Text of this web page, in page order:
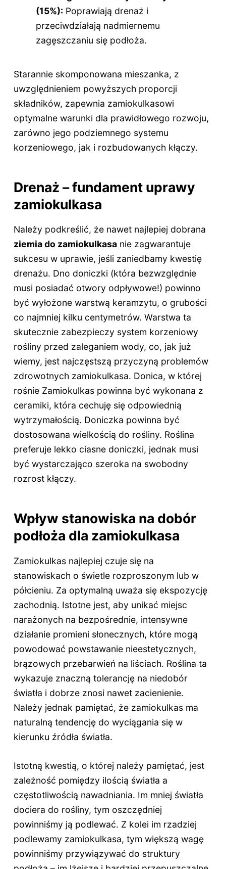
(15%): Poprawiają drenaż i
przeciwdziałają nadmiernemu
zagęszczaniu się podłoża.
Starannie skomponowana mieszanka, z
uwzględnieniem powyższych proporcji
składników, zapewnia zamiokulkasowi
optymalne warunki dla prawidłowego rozwoju,
zarówno jego podziemnego systemu
korzeniowego, jak i rozbudowanych kłączy.
Drenaż – fundament uprawy
zamiokulkasa
Należy podkreślić, że nawet najlepiej dobrana
ziemia do zamiokulkasanie zagwarantuje
sukcesu w uprawie, jeśli zaniedbamy kwestię
drenażu. Dno doniczki (która bezwzględnie
musi posiadać otwory odpływowe!) powinno
być wyłożone warstwą keramzytu, o grubości
co najmniej kilku centymetrów. Warstwa ta
skutecznie zabezpieczy system korzeniowy
rośliny przed zaleganiem wody, co, jak już
wiemy, jest najczęstszą przyczyną problemów
zdrowotnych zamiokulkasa. Donica, w której
rośnie Zamiokulkas powinna być wykonana z
ceramiki, która cechuję się odpowiednią
wytrzymałością. Doniczka powinna być
dostosowana wielkością do rośliny. Roślina
preferuje lekko ciasne doniczki, jednak musi
być wystarczająco szeroka na swobodny
rozrost kłączy.
Wpływ stanowiska na dobór
podłoża dla zamiokulkasa
Zamiokulkas najlepiej czuje się na
stanowiskach o świetle rozproszonym lub w
półcieniu. Za optymalną uważa się ekspozycję
zachodnią. Istotne jest, aby unikać miejsc
narażonych na bezpośrednie, intensywne
działanie promieni słonecznych, które mogą
powodować powstawanie nieestetycznych,
brązowych przebarwień na liściach. Roślina ta
wykazuje znaczną tolerancję na niedobór
światła i dobrze znosi nawet zacienienie.
Należy jednak pamiętać, że zamiokulkas ma
naturalną tendencję do wyciągania się w
kierunku źródła światła.
Istotną kwestią, o której należy pamiętać, jest
zależność pomiędzy ilością światła a
częstotliwością nawadniania. Im mniej światła
dociera do rośliny, tym oszczędniej
powinniśmy ją podlewać. Z kolei im rzadziej
podlewamy zamiokulkasa, tym większą wagę
powinniśmy przywiązywać do struktury